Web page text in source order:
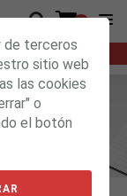
MAÑANA
0
de terceros
sitio web
las cookies
o
el botón